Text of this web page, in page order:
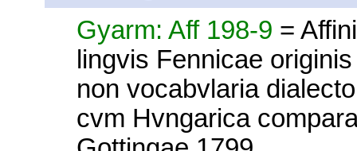
Gyarm: Aff 198-9 =
lingvis Fennicae
non vocabvlaria
cvm Hvngarica